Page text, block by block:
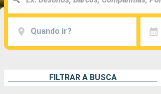
Quando ir?
FILTRAR A BUSCA